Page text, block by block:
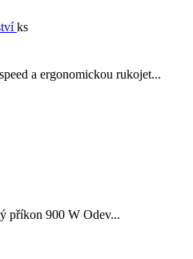
ks
a ergonomickou rukojet...
příkon 900 W Odev...